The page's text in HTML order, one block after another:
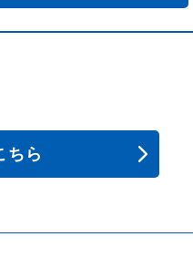
ちら